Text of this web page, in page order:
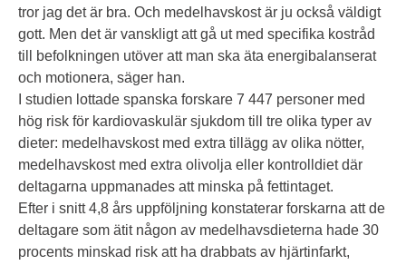
tror jag det är bra. Och medelhavskost är ju också väldigt
gott. Men det är vanskligt att gå ut med specifika kostråd
till befolkningen utöver att man ska äta energibalanserat
och motionera, säger han.
I studien lottade spanska forskare 7 447 personer med
hög risk för kardiovaskulär sjukdom till tre olika typer av
dieter: medelhavskost med extra tillägg av olika nötter,
medelhavskost med extra olivolja eller kontrolldiet där
deltagarna uppmanades att minska på fettintaget.
Efter i snitt 4,8 års uppföljning konstaterar forskarna att de
deltagare som ätit någon av medelhavsdieterna hade 30
procents minskad risk att ha drabbats av hjärtinfarkt,